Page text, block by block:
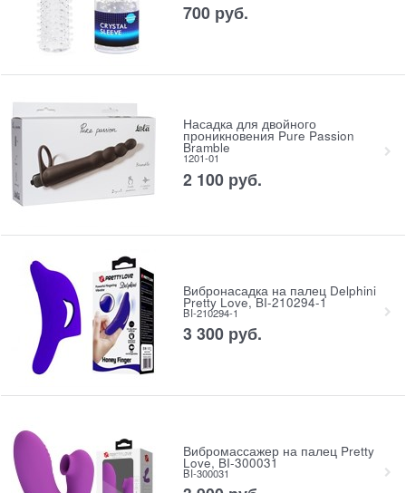
700 руб.
Насадка для двойного
проникновения Pure Passion
Bramble
1201-01
2 100 руб.
Вибронасадка на палец Delphini
Pretty Love, BI-210294-1
BI-210294-1
3 300 руб.
Вибромассажер на палец Pretty
Love, BI-300031
BI-300031